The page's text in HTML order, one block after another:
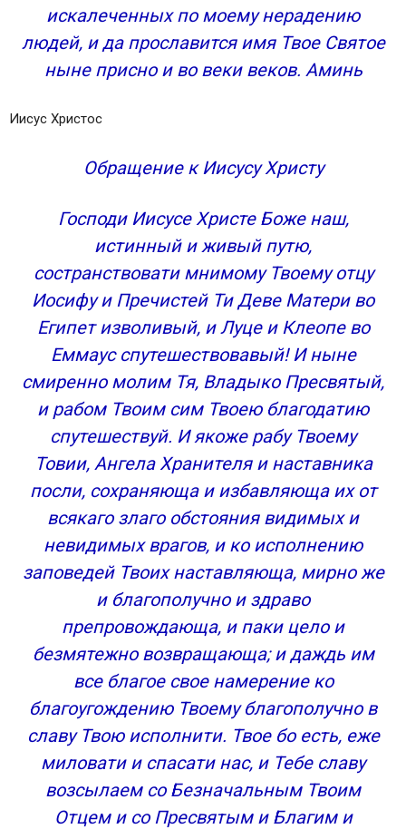
искалеченных по моему нерадению
людей, и да прославится имя Твое Святое
ныне присно и во веки веков. Аминь
Иисус Христос
Обращение к Иисусу Христу
Господи Иисусе Христе Боже наш,
истинный и живый путю,
состранствовати мнимому Твоему отцу
Иосифу и Пречистей Ти Деве Матери во
Египет изволивый, и Луце и Клеопе во
Еммаус спутешествовавый! И ныне
смиренно молим Тя, Владыко Пресвятый,
и рабом Твоим сим Твоею благодатию
спутешествуй. И якоже рабу Твоему
Товии, Ангела Хранителя и наставника
посли, сохраняюща и избавляюща их от
всякаго злаго обстояния видимых и
невидимых врагов, и ко исполнению
заповедей Твоих наставляюща, мирно же
и благополучно и здраво
препровождающа, и паки цело и
безмятежно возвращающа; и даждь им
все благое свое намерение ко
благоугождению Твоему благополучно в
славу Твою исполнити. Твое бо есть, еже
миловати и спасати нас, и Тебе славу
возсылаем со Безначальным Твоим
Отцем и со Пресвятым и Благим и